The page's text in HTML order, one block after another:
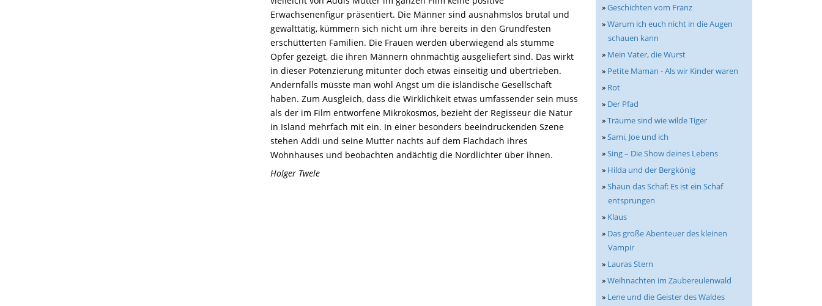
Erwachsenenfigur präsentiert. Die Männer sind ausnahmslos brutal und
gewalttätig, kümmern sich nicht um ihre bereits in den Grundfesten
erschütterten Familien. Die Frauen werden überwiegend als stumme
Opfer gezeigt, die ihren Männern ohnmächtig ausgeliefert sind. Das wirkt
in dieser Potenzierung mitunter doch etwas einseitig und übertrieben.
Andernfalls müsste man wohl Angst um die isländische Gesellschaft
haben. Zum Ausgleich, dass die Wirklichkeit etwas umfassender sein muss
als der im Film entworfene Mikrokosmos, bezieht der Regisseur die Natur
in Island mehrfach mit ein. In einer besonders beeindruckenden Szene
stehen Addi und seine Mutter nachts auf dem Flachdach ihres
Wohnhauses und beobachten andächtig die Nordlichter über ihnen.
Holger Twele
»Geschichten vom Franz
»Warum ich euch nicht in die Augen
schauen kann
» Mein Vater, die Wurst
» Petite Maman - Als wir Kinder waren
» Rot
» Der Pfad
»Träume sind wie wilde Tiger
»Sami, Joe und ich
»Sing – Die Show deines Lebens
» Hilda und der Bergkönig
»Shaun das Schaf: Es ist ein Schaf
entsprungen
» Klaus
» Das große Abenteuer des kleinen
Vampir
» Lauras Stern
»Weihnachten im Zaubereulenwald
» Lene und die Geister des Waldes